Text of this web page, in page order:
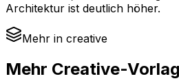
Architektur ist deutlich höher.
Mehr in creative
Mehr Creative-